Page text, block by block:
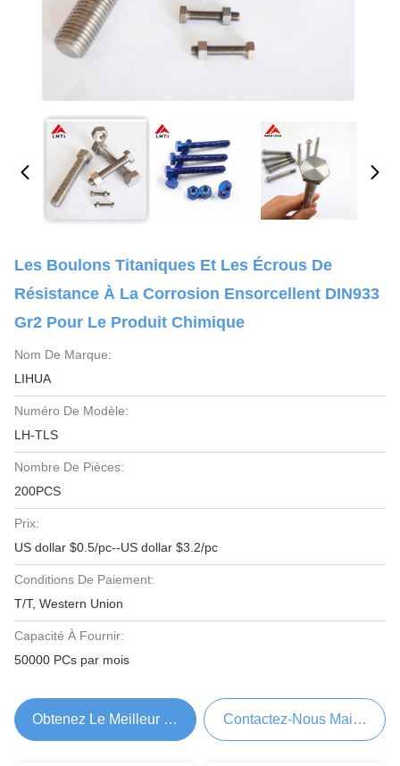
Les Boulons Titaniques Et Les Écrous De
Résistance À La Corrosion Ensorcellent DIN933
Gr2 Pour Le Produit Chimique
Nom De Marque:
LIHUA
Numéro De Modèle:
LH-TLS
Nombre De Pièces:
200PCS
Prix:
US dollar $0.5/pc--US dollar $3.2/pc
Conditions De Paiement:
T/T, Western Union
Capacité À Fournir:
50000 PCs par mois
Obtenez Le Meilleur Prix Contactez-Nous Maintenant